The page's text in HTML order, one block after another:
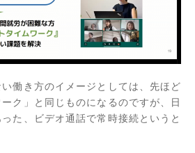
働き方のイメージとしては、先ほど
ク」と同じものになるのですが、日
た、ビデオ通話で常時接続というと